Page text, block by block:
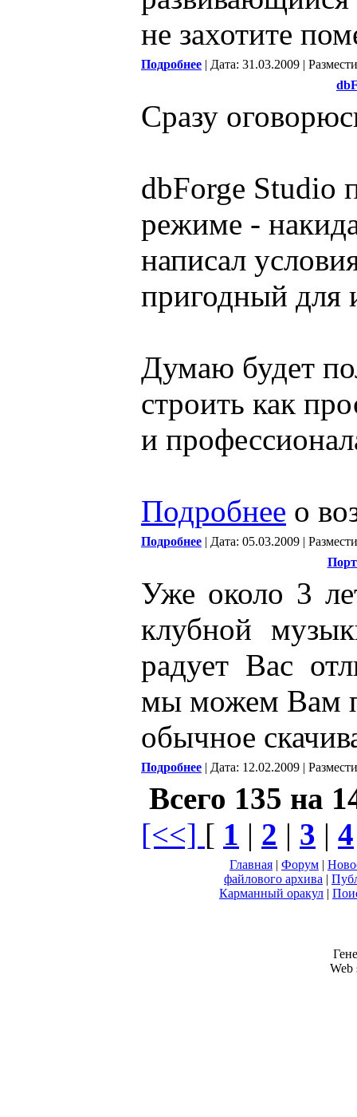
не захотите
Подробнее | Дата: 31.03.2009 |
Сразу
dbForge Studio
режиме -
написал
пригодный для
Думаю будет
строить как
и
Подробнее о
Подробнее | Дата: 05.03.2009 |
Уже около 3
клубной
радует Вас
мы можем Вам
обычное
Подробнее | Дата: 12.02.2009 |
Всего 135 на
[<<] [ 1 | 2 | 3 | 4
Главная | Форум |
файлового архива |
Карманный оракул |
Web